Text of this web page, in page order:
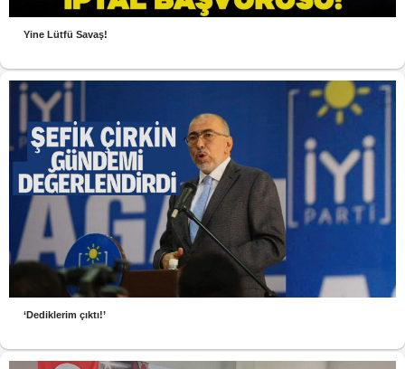
Yine Lütfü Savaş!
‘Dediklerim çıktı!’